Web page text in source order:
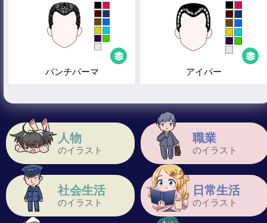
人物
のイラスト
職業
のイラスト
社会生活
のイラスト
日常生活
のイラスト
パンチパーマ アイパー